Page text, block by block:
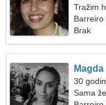
Tražim
Brak
Magda
30
Sama